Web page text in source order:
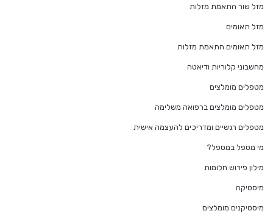
מזל שור התאמת מזלות
מזל תאומים
מזל תאומים התאמת מזלות
מחשבוני קלוריות ודיאטה
מטפלים מומלצים
מטפלים מומלצים ברפואה משלימה
מטפלים רגשיים ומדריכים להעצמה אישית
מי מטפל במטפל?
מילון פירוש חלומות
מיסטיקה
מיסטיקנים מומלצים